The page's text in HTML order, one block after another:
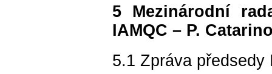
5 Mezinárodní
IAMQC – P.
5.1 Zpráva předsedy